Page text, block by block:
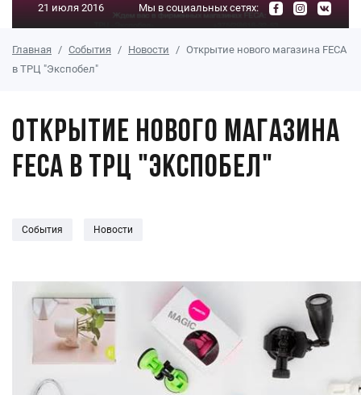
21 июля 2016 Мы в социальных сетях:
Главная События Новости
Открытие нового магазина FECA
в ТРЦ "Экспобел"
Открытие нового магазина
FECA в ТРЦ "Экспобел"
События Новости